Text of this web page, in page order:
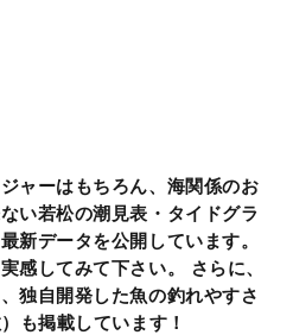
ャーはもちろん、海関係のお
い若松の潮見表・タイドグラ
新データを公開しています。
感してみて下さい。 さらに、
独自開発した魚の釣れやすさ
も掲載しています！